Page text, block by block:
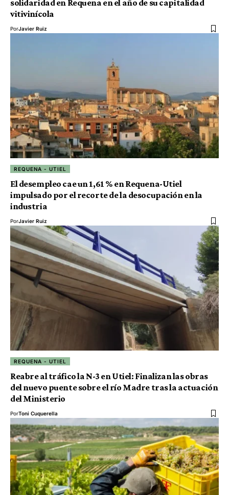
solidaridad en Requena en el año de su capitalidad
vitivinícola
PorJavier Ruiz
REQUENA - UTIEL
El desempleo cae un 1,61 % en Requena-Utiel
impulsado por el recorte de la desocupación en la
industria
PorJavier Ruiz
REQUENA - UTIEL
Reabre al tráfico la N-3 en Utiel: Finalizan las obras
del nuevo puente sobre el río Madre tras la actuación
del Ministerio
PorToni Cuquerella